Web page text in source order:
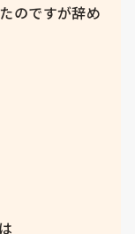
のですが辞め